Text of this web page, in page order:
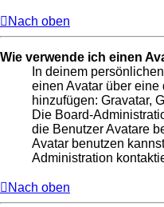
Nach oben
Wie verwende ich einen
In deinem
einen Avatar über
hinzufügen: Gravatar,
Die Board-
die Benutzer Avatare
Avatar benutzen
Administration
Nach oben